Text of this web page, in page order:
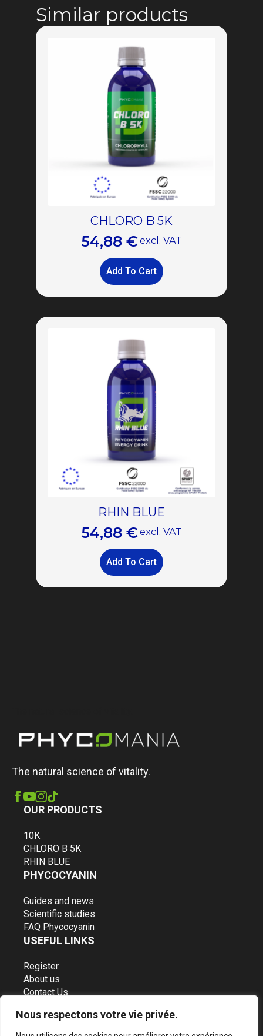
Nous respectons votre vie privée.
Similar products
CHLORO B 5K
54,88 € excl. VAT
Add To Cart
RHIN BLUE
54,88 € excl. VAT
Add To Cart
The natural science of vitality.
OUR PRODUCTS
10K
CHLORO B 5K
RHIN BLUE
PHYCOCYANIN
Guides and news
Scientific studies
FAQ Phycocyanin
USEFUL LINKS
Register
About us
Contact Us
Privacy Policy
WE ACCEPT